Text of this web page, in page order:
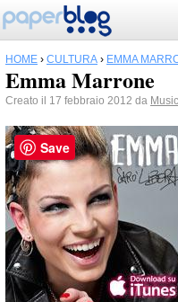
HOME › CULTURA › EMMA
Emma Marrone
Creato il 17 febbraio 2012 da
Save